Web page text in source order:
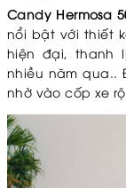
Candy Hermosa
nổi bật với thiết
hiện đại, thanh
nhiều năm qua..
nhờ vào cốp xe